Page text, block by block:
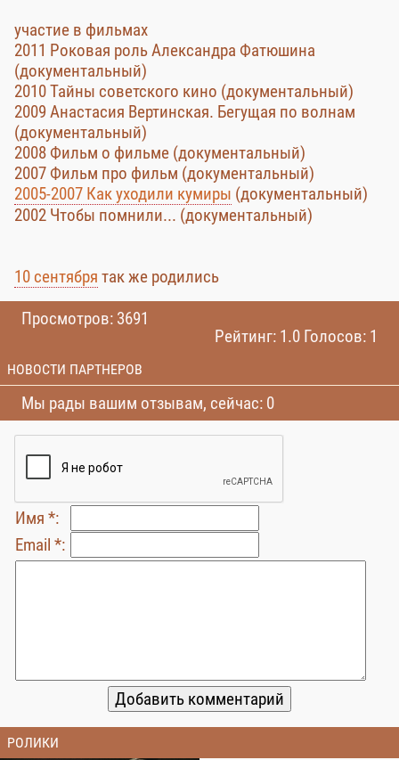
участие в фильмах
2011 Роковая роль Александра Фатюшина
(документальный)
2010 Тайны советского кино (документальный)
2009 Анастасия Вертинская. Бегущая по волнам
(документальный)
2008 Фильм о фильме (документальный)
2007 Фильм про фильм (документальный)
2005-2007 Как уходили кумиры (документальный)
2002 Чтобы помнили... (документальный)
10 сентября так же родились
Просмотров: 3691
Рейтинг: 1.0 Голосов: 1
НОВОСТИ ПАРТНЕРОВ
Мы рады вашим отзывам, сейчас: 0
Имя *:
Email *:
РОЛИКИ